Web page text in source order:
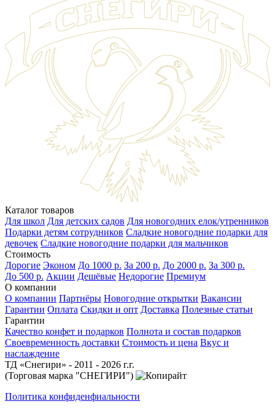
Каталог товаров
Для школ Для детских садов Для новогодних елок/утренников
Подарки детям сотрудников Сладкие новогодние подарки для
девочек Сладкие новогодние подарки для мальчиков
Стоимость
Дорогие Эконом До 1000 р. За 200 р. До 2000 р. За 300 р.
До 500 р. Акции Дешёвые Недорогие Премиум
О компании
О компании Партнёры Новогодние открытки Вакансии
Гарантии Оплата Скидки и опт Доставка Полезные статьи
Гарантии
Качество конфет и подарков Полнота и состав подарков
Своевременность доставки Стоимость и цена Вкус и
наслаждение
ТД «Снегири» - 2011 - 2026 г.г.
(Торговая марка "СНЕГИРИ")
Политика конфиденфиальности